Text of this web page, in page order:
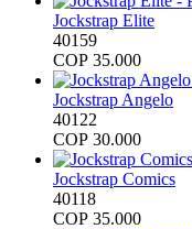
Jockstrap Elite
40159
COP 35.000
Jockstrap Angelo
40122
COP 30.000
Jockstrap Comics
40118
COP 35.000